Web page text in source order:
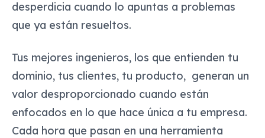
desperdicia cuando lo apuntas a problemas
que ya están resueltos.
Tus mejores ingenieros, los que entienden tu
dominio, tus clientes, tu producto, generan un
valor desproporcionado cuando están
enfocados en lo que hace única a tu empresa.
Cada hora que pasan en una herramienta